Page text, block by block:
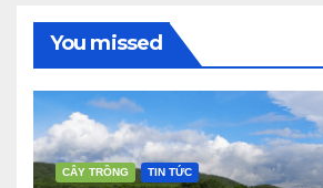
You missed
CÂY TRỒNG TIN TỨC